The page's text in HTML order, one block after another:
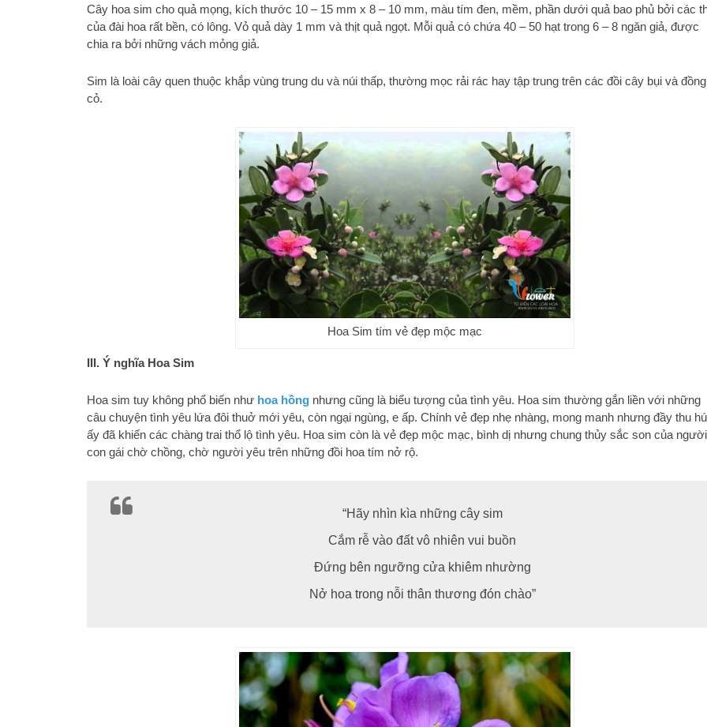
Cây hoa sim cho quả mọng, kích thước 10 – 15 mm x 8 – 10 mm, màu tím đen, mềm, phần dưới quả bao phủ bởi các
của đài hoa rất bền, có lông. Vỏ quả dày 1 mm và thịt quả ngọt. Mỗi quả có chứa 40 – 50 hạt trong 6 – 8 ngăn giả, được
chia ra bởi những vách mỏng giả.
Sim là loài cây quen thuộc khắp vùng trung du và núi thấp, thường mọc rải rác hay tập trung trên các đồi cây bụi và đồng
cỏ.
Hoa Sim tím vẻ đẹp mộc mạc
III. Ý nghĩa Hoa Sim
Hoa sim tuy không phổ biến như hoa hồng nhưng cũng là biểu tượng của tình yêu. Hoa sim thường gắn liền với những
câu chuyện tình yêu lứa đôi thuở mới yêu, còn ngại ngùng, e ấp. Chính vẻ đẹp nhẹ nhàng, mong manh nhưng đầy thu
ấy đã khiến các chàng trai thổ lộ tình yêu. Hoa sim còn là vẻ đẹp mộc mạc, bình dị nhưng chung thủy sắc son của người
con gái chờ chồng, chờ người yêu trên những đồi hoa tím nở rộ.
“Hãy nhìn kìa những cây sim
Cắm rễ vào đất vô nhiên vui buồn
Đứng bên ngưỡng cửa khiêm nhường
Nở hoa trong nỗi thân thương đón chào”